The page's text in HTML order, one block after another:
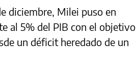
diciembre, Milei puso en
al 5% del PIB con el objetivo
un déficit heredado de un